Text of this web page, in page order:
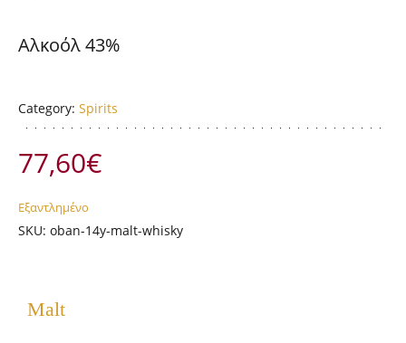
Αλκοόλ 43%
Category: Spirits
77,60€
Εξαντλημένο
SKU: oban-14y-malt-whisky
Malt